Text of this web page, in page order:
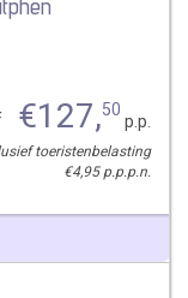
€127,50p.p.
toeristenbelasting
€4,95 p.p.p.n.